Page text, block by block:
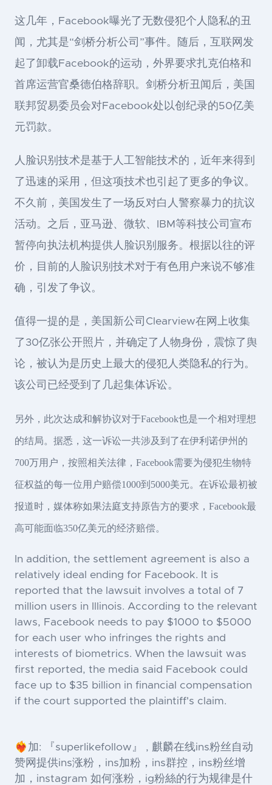
这几年，Facebook曝光了无数侵犯个人隐私的丑
闻，尤其是“剑桥分析公司”事件。随后，互联网发
起了卸载Facebook的运动，外界要求扎克伯格和
首席运营官桑德伯格辞职。剑桥分析丑闻后，美国
联邦贸易委员会对Facebook处以创纪录的50亿美
元罚款。
人脸识别技术是基于人工智能技术的，近年来得到
了迅速的采用，但这项技术也引起了更多的争议。
不久前，美国发生了一场反对白人警察暴力的抗议
活动。之后，亚马逊、微软、IBM等科技公司宣布
暂停向执法机构提供人脸识别服务。根据以往的评
价，目前的人脸识别技术对于有色用户来说不够准
确，引发了争议。
值得一提的是，美国新公司Clearview在网上收集
了30亿张公开照片，并确定了人物身份，震惊了舆
论，被认为是历史上最大的侵犯人类隐私的行为。
该公司已经受到了几起集体诉讼。
另外，此次达成和解协议对于Facebook也是一个相对理想
的结局。据悉，这一诉讼一共涉及到了在伊利诺伊州的
700万用户，按照相关法律，Facebook需要为侵犯生物特
征权益的每一位用户赔偿1000到5000美元。在诉讼最初被
报道时，媒体称如果法庭支持原告方的要求，Facebook最
高可能面临350亿美元的经济赔偿。
In addition, the settlement agreement is also a
relatively ideal ending for Facebook. It is
reported that the lawsuit involves a total of 7
million users in Illinois. According to the relevant
laws, Facebook needs to pay $1000 to $5000
for each user who infringes the rights and
interests of biometrics. When the lawsuit was
first reported, the media said Facebook could
face up to $35 billion in financial compensation
if the court supported the plaintiff's claim.
❤️‍🔥加: 『superlikefollow』 , 麒麟在线ins粉丝自动
赞网提供ins涨粉，ins加粉，ins群控，ins粉丝增
加，instagram 如何涨粉，ig粉絲的行为规律是什